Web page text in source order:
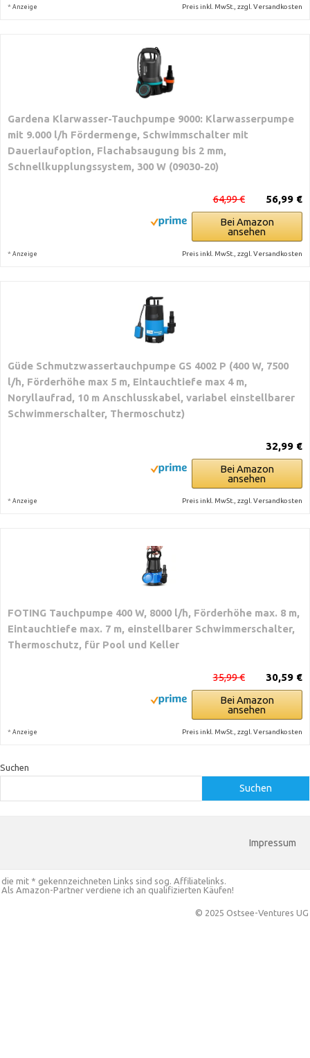
* Anzeige Preis inkl. MwSt., zzgl. Versandkosten
Gardena Klarwasser-Tauchpumpe 9000: Klarwasserpumpe
mit 9.000 l/h Fördermenge, Schwimmschalter mit
Dauerlaufoption, Flachabsaugung bis 2 mm,
Schnellkupplungssystem, 300 W (09030-20)
56,99 €
64,99 €
Bei Amazon
ansehen
* Anzeige Preis inkl. MwSt., zzgl. Versandkosten
Güde Schmutzwassertauchpumpe GS 4002 P (400 W, 7500
l/h, Förderhöhe max 5 m, Eintauchtiefe max 4 m,
Noryllaufrad, 10 m Anschlusskabel, variabel einstellbarer
Schwimmerschalter, Thermoschutz)
32,99 €
Bei Amazon
ansehen
* Anzeige Preis inkl. MwSt., zzgl. Versandkosten
FOTING Tauchpumpe 400 W, 8000 l/h, Förderhöhe max. 8 m,
Eintauchtiefe max. 7 m, einstellbarer Schwimmerschalter,
Thermoschutz, für Pool und Keller
30,59 €
35,99 €
Bei Amazon
ansehen
* Anzeige Preis inkl. MwSt., zzgl. Versandkosten
Suchen
Suchen
Impressum
die mit * gekennzeichneten Links sind sog. Affiliatelinks.
Als Amazon-Partner verdiene ich an qualifizierten Käufen!
© 2025 Ostsee-Ventures UG